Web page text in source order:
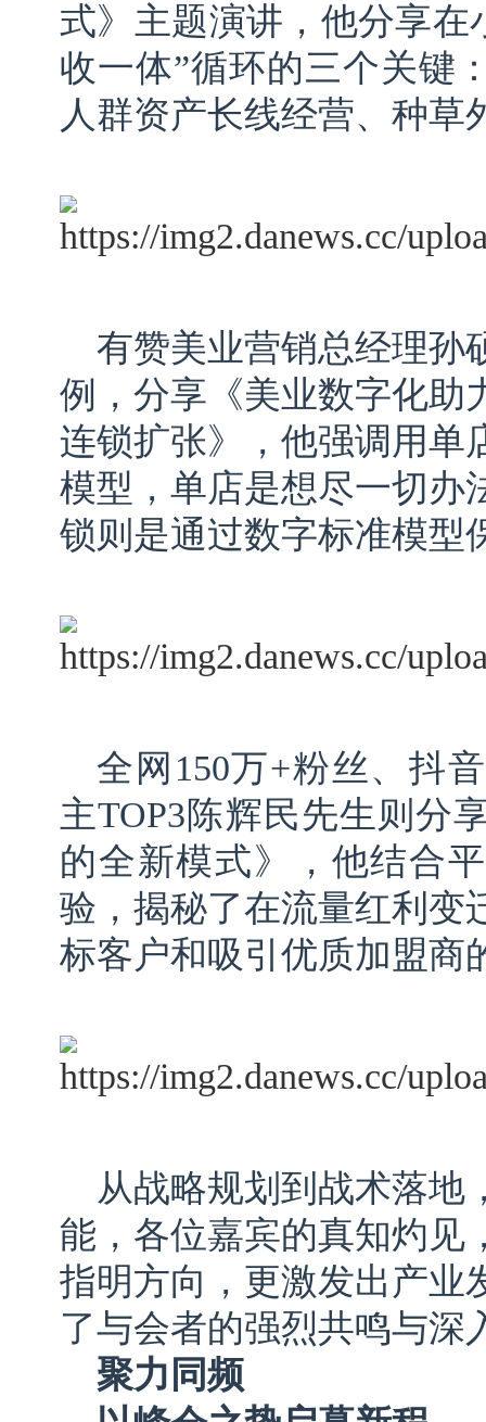
式》主题演讲，他分享在
收一体”循环的三个关键
人群资产长线经营、种草
有赞美业营销总经理孙
例，分享《美业数字化助
连锁扩张》，他强调用单
模型，单店是想尽一切办
锁则是通过数字标准模型
全网150万+粉丝、抖
主TOP3陈辉民先生则分
的全新模式》，他结合
验，揭秘了在流量红利变
标客户和吸引优质加盟商
从战略规划到战术落地
能，各位嘉宾的真知灼见
指明方向，更激发出产业
了与会者的强烈共鸣与深
聚力同频